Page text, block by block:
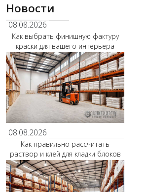
Новости
08.08.2026
Как выбрать финишную фактуру
краски для вашего интерьера
08.08.2026
Как правильно рассчитать
раствор и клей для кладки блоков